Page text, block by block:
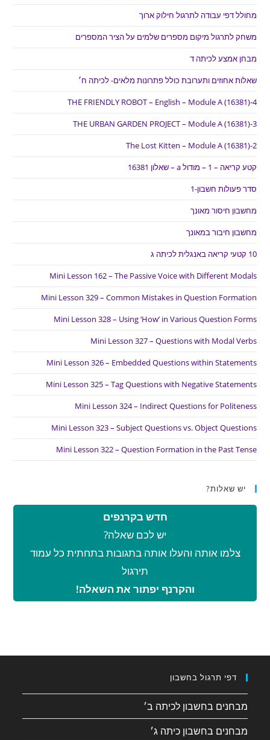
מחולל דפי עבודה לתרגול חילוק ארוך
משחק לתרגול מיקום מספרים שלמים על הציר המספרים
מבחן אמצע לכיתה ד
שאלות אחוזים ותערובת כולל פתרונות מלאים- לכיתה ח׳
THE FRIENDLY ROBOT – English – Module A (16381)-4
THE URBAN GARDEN PROJECT – Module A (16381)-3
The Lost Kitten – Module A (16381)-2
קטע קריאה – 1 – מודול a – שאלון 16381
סדר פעולות חשבון-1
מחשבון חיסור מאונך
מחשבון חיבור במאונך
10 קטעי קריאה באנגלית לכיתה ג
Mini Lesson 162 – The Passive Voice with Different Modals
Mini Lesson 329 – Common Mistakes in Question Formation
Mini Lesson 328 – Using ‘How’ in Various Question Forms
Mini Lesson 327 – Questions with Modal Verbs
Mini Lesson 326 – Embedded Questions within Statements
Mini Lesson 325 – Tag Questions with Negative Statements
Mini Lesson 324 – Indirect Questions for Politeness
Mini Lesson 323 – Subject Questions vs. Object Questions
Mini Lesson 322 – Question Formation in the Past Tense
יש שאלות?
חדש בקרנפים
יש לכם שאלה?
צלמו אותה והעלו אותה בתגובות בתחתית כל עמוד
תירגול
והקרנף יפתור את השאלה!
דפי תרגול בחשבון
מבחנים בחשבון לכיתה ב׳
מבחנים בחשבון כיתה ג׳